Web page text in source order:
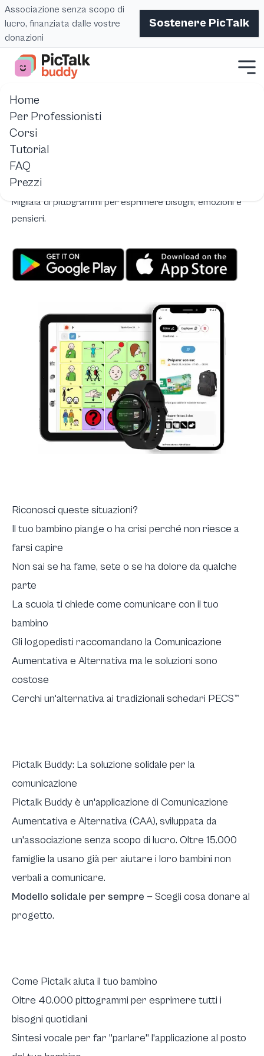
Associazione senza scopo di
lucro, finanziata dalle vostre
donazioni
Sostenere PicTalk
Home
Per Professionisti
Corsi
Tutorial
FAQ
Prezzi
Home
Il tuo bambino non parla? Pictalk Buddy lo aiuta a
comunicare gratuitamente
Soluzione gratuita di comunicazione aumentativa e
alternativa (CAA) per bambini autistici e non verbali.
Migliaia di pittogrammi per esprimere bisogni, emozioni e
pensieri.
Riconosci queste situazioni?
Il tuo bambino piange o ha crisi perché non riesce a
farsi capire
Non sai se ha fame, sete o se ha dolore da qualche
parte
La scuola ti chiede come comunicare con il tuo
bambino
Gli logopedisti raccomandano la Comunicazione
Aumentativa e Alternativa ma le soluzioni sono
costose
Cerchi un'alternativa ai tradizionali schedari PECS™
Pictalk Buddy: La soluzione solidale per la
comunicazione
Pictalk Buddy è un'applicazione di Comunicazione
Aumentativa e Alternativa (CAA), sviluppata da
un'associazione senza scopo di lucro. Oltre 15.000
famiglie la usano già per aiutare i loro bambini non
verbali a comunicare.
Modello solidale per sempre — Scegli cosa donare al
progetto.
Come Pictalk aiuta il tuo bambino
Oltre 40.000 pittogrammi per esprimere tutti i
bisogni quotidiani
Sintesi vocale per far "parlare" l'applicazione al posto